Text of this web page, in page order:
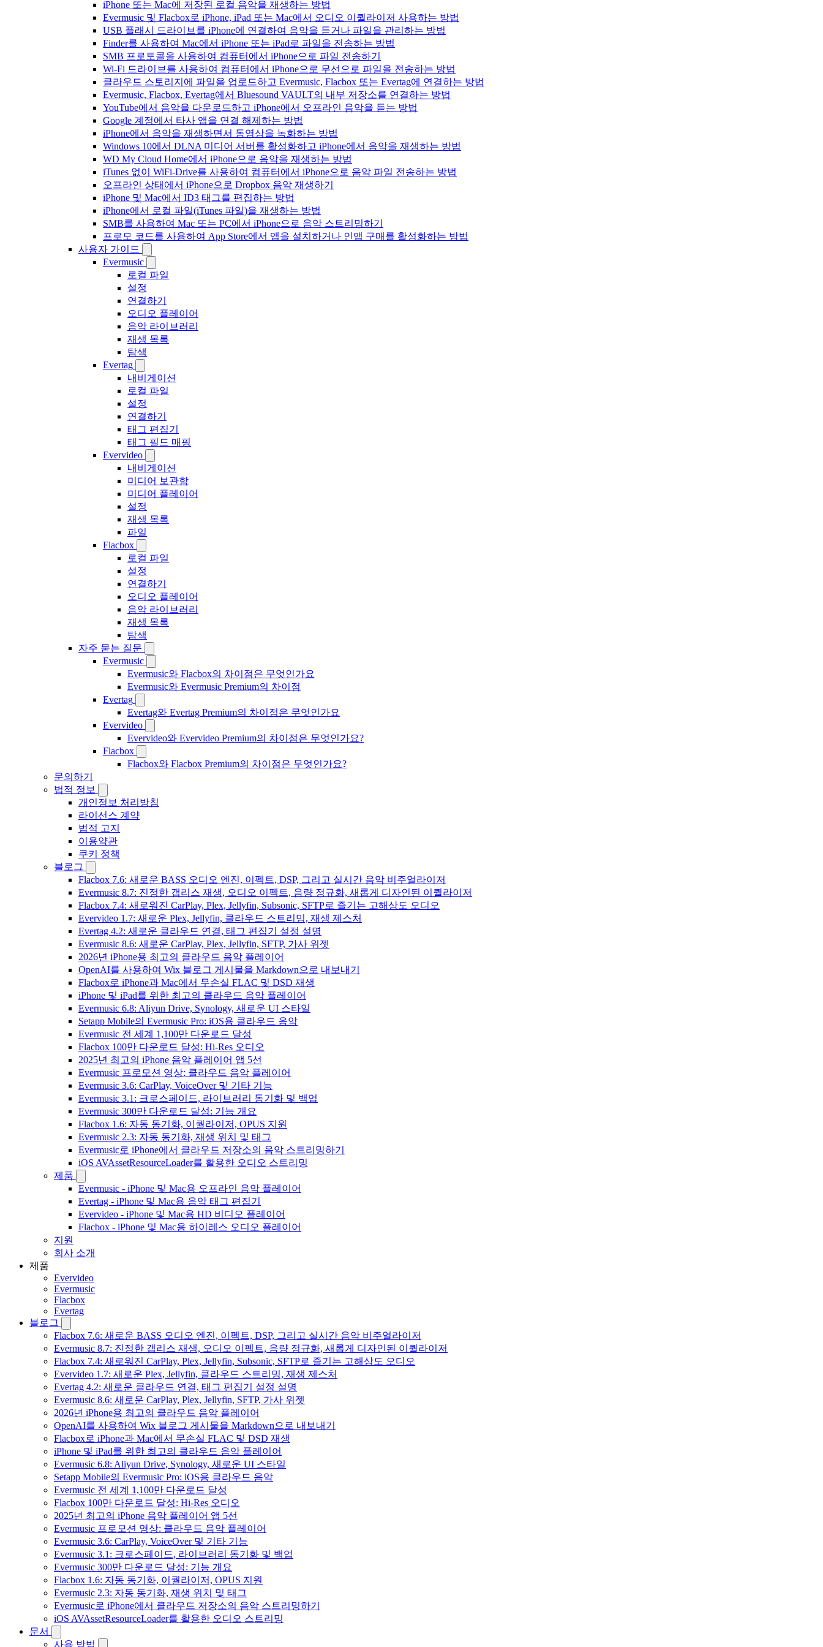
iPhone 또는 Mac에 저장된 로컬 음악을 재생하는 방법
Evermusic 및 Flacbox로 iPhone, iPad 또는 Mac에서 오디오 이퀄라이저 사용하는 방법
USB 플래시 드라이브를 iPhone에 연결하여 음악을 듣거나 파일을 관리하는 방법
Finder를 사용하여 Mac에서 iPhone 또는 iPad로 파일을 전송하는 방법
SMB 프로토콜을 사용하여 컴퓨터에서 iPhone으로 파일 전송하기
Wi-Fi 드라이브를 사용하여 컴퓨터에서 iPhone으로 무선으로 파일을 전송하는 방법
클라우드 스토리지에 파일을 업로드하고 Evermusic, Flacbox 또는 Evertag에 연결하는 방법
Evermusic, Flacbox, Evertag에서 Bluesound VAULT의 내부 저장소를 연결하는 방법
YouTube에서 음악을 다운로드하고 iPhone에서 오프라인 음악을 듣는 방법
Google 계정에서 타사 앱을 연결 해제하는 방법
iPhone에서 음악을 재생하면서 동영상을 녹화하는 방법
Windows 10에서 DLNA 미디어 서버를 활성화하고 iPhone에서 음악을 재생하는 방법
WD My Cloud Home에서 iPhone으로 음악을 재생하는 방법
iTunes 없이 WiFi-Drive를 사용하여 컴퓨터에서 iPhone으로 음악 파일 전송하는 방법
오프라인 상태에서 iPhone으로 Dropbox 음악 재생하기
iPhone 및 Mac에서 ID3 태그를 편집하는 방법
iPhone에서 로컬 파일(iTunes 파일)을 재생하는 방법
SMB를 사용하여 Mac 또는 PC에서 iPhone으로 음악 스트리밍하기
프로모 코드를 사용하여 App Store에서 앱을 설치하거나 인앱 구매를 활성화하는 방법
사용자 가이드
Evermusic
로컬 파일
설정
연결하기
오디오 플레이어
음악 라이브러리
재생 목록
탐색
Evertag
내비게이션
로컬 파일
설정
연결하기
태그 편집기
태그 필드 매핑
Evervideo
내비게이션
미디어 보관함
미디어 플레이어
설정
재생 목록
파일
Flacbox
로컬 파일
설정
연결하기
오디오 플레이어
음악 라이브러리
재생 목록
탐색
자주 묻는 질문
Evermusic
Evermusic와 Flacbox의 차이점은 무엇인가요
Evermusic와 Evermusic Premium의 차이점
Evertag
Evertag와 Evertag Premium의 차이점은 무엇인가요
Evervideo
Evervideo와 Evervideo Premium의 차이점은 무엇인가요?
Flacbox
Flacbox와 Flacbox Premium의 차이점은 무엇인가요?
문의하기
법적 정보
개인정보 처리방침
라이선스 계약
법적 고지
이용약관
쿠키 정책
블로그
Flacbox 7.6: 새로운 BASS 오디오 엔진, 이펙트, DSP, 그리고 실시간 음악 비주얼라이저
Evermusic 8.7: 진정한 갭리스 재생, 오디오 이펙트, 음량 정규화, 새롭게 디자인된 이퀄라이저
Flacbox 7.4: 새로워진 CarPlay, Plex, Jellyfin, Subsonic, SFTP로 즐기는 고해상도 오디오
Evervideo 1.7: 새로운 Plex, Jellyfin, 클라우드 스트리밍, 재생 제스처
Evertag 4.2: 새로운 클라우드 연결, 태그 편집기 설정 설명
Evermusic 8.6: 새로운 CarPlay, Plex, Jellyfin, SFTP, 가사 위젯
2026년 iPhone용 최고의 클라우드 음악 플레이어
OpenAI를 사용하여 Wix 블로그 게시물을 Markdown으로 내보내기
Flacbox로 iPhone과 Mac에서 무손실 FLAC 및 DSD 재생
iPhone 및 iPad를 위한 최고의 클라우드 음악 플레이어
Evermusic 6.8: Aliyun Drive, Synology, 새로운 UI 스타일
Setapp Mobile의 Evermusic Pro: iOS용 클라우드 음악
Evermusic 전 세계 1,100만 다운로드 달성
Flacbox 100만 다운로드 달성: Hi-Res 오디오
2025년 최고의 iPhone 음악 플레이어 앱 5선
Evermusic 프로모션 영상: 클라우드 음악 플레이어
Evermusic 3.6: CarPlay, VoiceOver 및 기타 기능
Evermusic 3.1: 크로스페이드, 라이브러리 동기화 및 백업
Evermusic 300만 다운로드 달성: 기능 개요
Flacbox 1.6: 자동 동기화, 이퀄라이저, OPUS 지원
Evermusic 2.3: 자동 동기화, 재생 위치 및 태그
Evermusic로 iPhone에서 클라우드 저장소의 음악 스트리밍하기
iOS AVAssetResourceLoader를 활용한 오디오 스트리밍
제품
Evermusic - iPhone 및 Mac용 오프라인 음악 플레이어
Evertag - iPhone 및 Mac용 음악 태그 편집기
Evervideo - iPhone 및 Mac용 HD 비디오 플레이어
Flacbox - iPhone 및 Mac용 하이레스 오디오 플레이어
지원
회사 소개
제품
Evervideo
Evermusic
Flacbox
Evertag
블로그
Flacbox 7.6: 새로운 BASS 오디오 엔진, 이펙트, DSP, 그리고 실시간 음악 비주얼라이저
Evermusic 8.7: 진정한 갭리스 재생, 오디오 이펙트, 음량 정규화, 새롭게 디자인된 이퀄라이저
Flacbox 7.4: 새로워진 CarPlay, Plex, Jellyfin, Subsonic, SFTP로 즐기는 고해상도 오디오
Evervideo 1.7: 새로운 Plex, Jellyfin, 클라우드 스트리밍, 재생 제스처
Evertag 4.2: 새로운 클라우드 연결, 태그 편집기 설정 설명
Evermusic 8.6: 새로운 CarPlay, Plex, Jellyfin, SFTP, 가사 위젯
2026년 iPhone용 최고의 클라우드 음악 플레이어
OpenAI를 사용하여 Wix 블로그 게시물을 Markdown으로 내보내기
Flacbox로 iPhone과 Mac에서 무손실 FLAC 및 DSD 재생
iPhone 및 iPad를 위한 최고의 클라우드 음악 플레이어
Evermusic 6.8: Aliyun Drive, Synology, 새로운 UI 스타일
Setapp Mobile의 Evermusic Pro: iOS용 클라우드 음악
Evermusic 전 세계 1,100만 다운로드 달성
Flacbox 100만 다운로드 달성: Hi-Res 오디오
2025년 최고의 iPhone 음악 플레이어 앱 5선
Evermusic 프로모션 영상: 클라우드 음악 플레이어
Evermusic 3.6: CarPlay, VoiceOver 및 기타 기능
Evermusic 3.1: 크로스페이드, 라이브러리 동기화 및 백업
Evermusic 300만 다운로드 달성: 기능 개요
Flacbox 1.6: 자동 동기화, 이퀄라이저, OPUS 지원
Evermusic 2.3: 자동 동기화, 재생 위치 및 태그
Evermusic로 iPhone에서 클라우드 저장소의 음악 스트리밍하기
iOS AVAssetResourceLoader를 활용한 오디오 스트리밍
문서
사용 방법